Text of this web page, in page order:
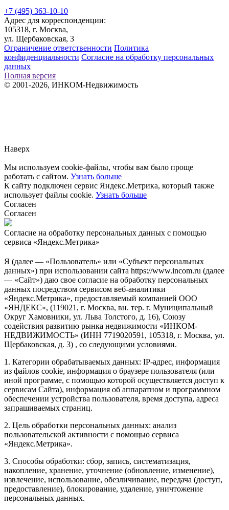
+7 (495) 363-10-10
Адрес для корреспонденции:
105318, г. Москва,
ул. Щербаковская, 3
Ограничение ответственности Политика
конфиденциальности Согласие на обработку персональных
данных
Полная версия
© 2001-2026, ИНКОМ-Недвижимость
Наверх
Мы используем cookie-файлы, чтобы вам было проще
работать с сайтом. Узнать больше
К сайту подключен сервис Яндекс.Метрика, который также
использует файлы cookie. Узнать больше
Согласен
Согласен
Согласие на обработку персональных данных с помощью
сервиса «Яндекс.Метрика»
Я (далее — «Пользователь» или «Субъект персональных
данных») при использовании сайта https://www.incom.ru (далее
— «Сайт») даю свое согласие на обработку персональных
данных посредством сервисом веб-аналитики
«Яндекс.Метрика», предоставляемый компанией ООО
«ЯНДЕКС», (119021, г. Москва, вн. тер. г. Муниципальный
Округ Хамовники, ул. Льва Толстого, д. 16), Союзу
содействия развитию рынка недвижимости «ИНКОМ-
НЕДВИЖИМОСТЬ» (ИНН 7719020591, 105318, г. Москва, ул.
Щербаковская, д. 3) , со следующими условиями.
1. Категории обрабатываемых данных: IP-адрес, информация
из файлов cookie, информация о браузере пользователя (или
иной программе, с помощью которой осуществляется доступ к
сервисам Сайта), информация об аппаратном и программном
обеспечении устройства пользователя, время доступа, адреса
запрашиваемых страниц.
2. Цель обработки персональных данных: анализ
пользовательской активности с помощью сервиса
«Яндекс.Метрика».
3. Способы обработки: сбор, запись, систематизация,
накопление, хранение, уточнение (обновление, изменение),
извлечение, использование, обезличивание, передача (доступ,
предоставление), блокирование, удаление, уничтожение
персональных данных.